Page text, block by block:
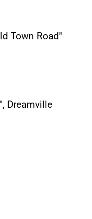
Town Road"
Dreamville